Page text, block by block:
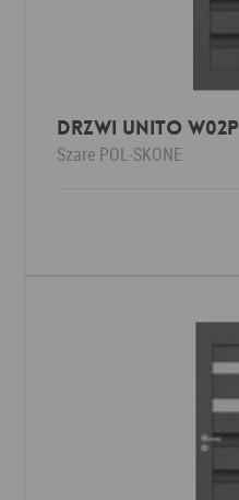
Drzwi UNITO W02P
Szare POL-SKONE